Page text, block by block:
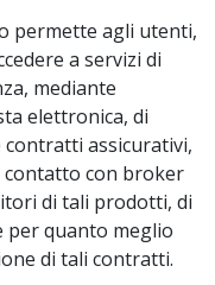
permette agli utenti,
a servizi di
mediante
elettronica, di
assicurativi,
con broker
di tali prodotti, di
per quanto meglio
di tali contratti.